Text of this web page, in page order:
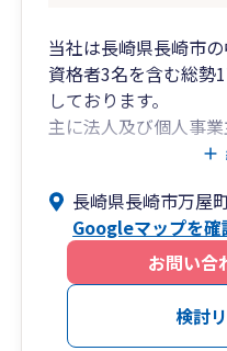
当社は長崎県長崎市
資格者3名を含む総勢
しております。
主に法人及び個人事
ート、節税/コスト削
その他デジタルツー
等）を活用した柔軟
多くのサービス提供
ネットワーク等を活
価値を提供できるよ
長崎県長崎市万屋
Googleマップを確
お問い合
検討